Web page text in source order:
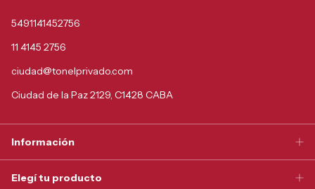
5491141452756
11 4145 2756
ciudad@tonelprivado.com
Ciudad de la Paz 2129, C1428 CABA
Información
Elegí tu producto